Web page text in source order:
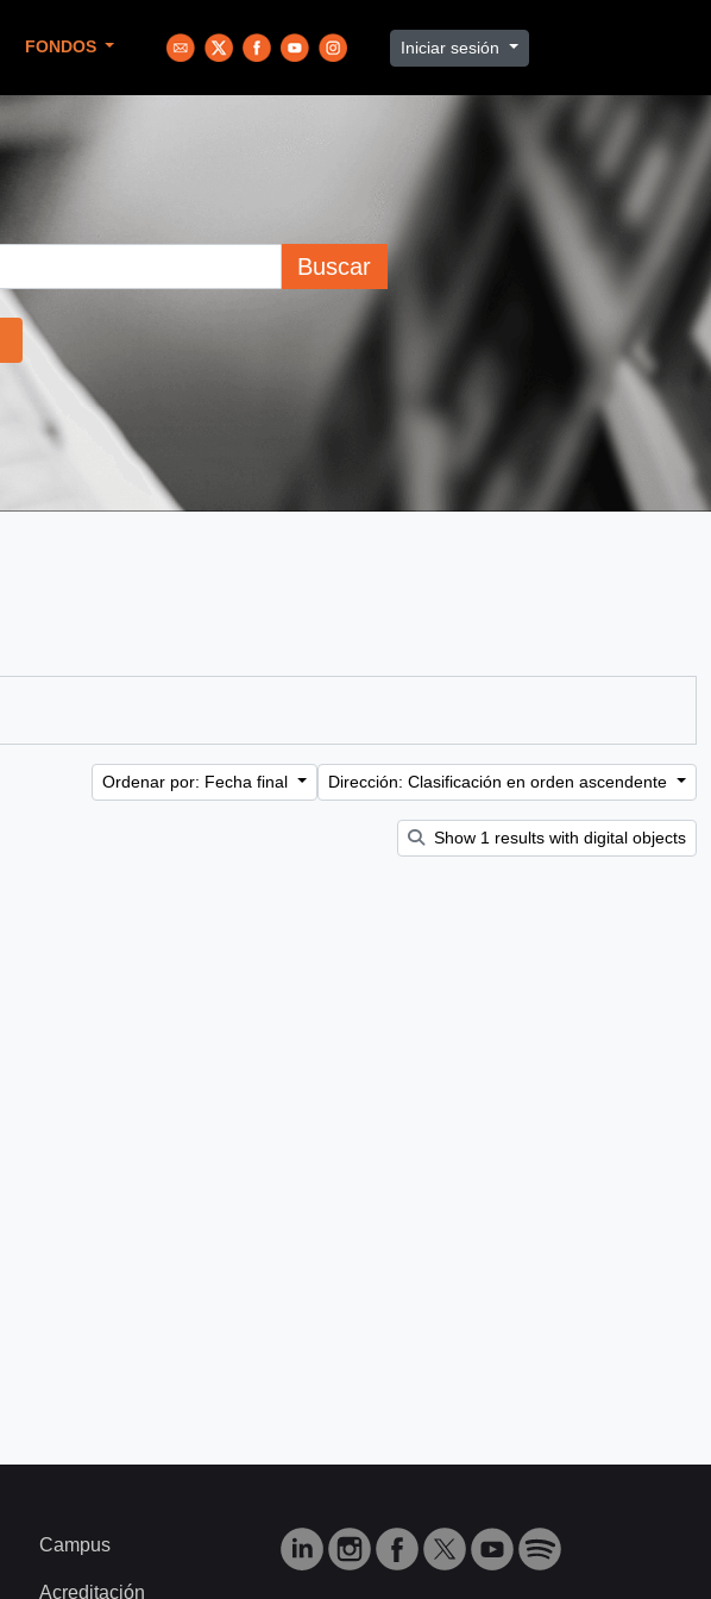
FONDOS Iniciar sesión
Buscar
Ordenar por: Fecha final Dirección: Clasificación en orden ascendente
Show 1 results with digital objects
Campus
Acreditación